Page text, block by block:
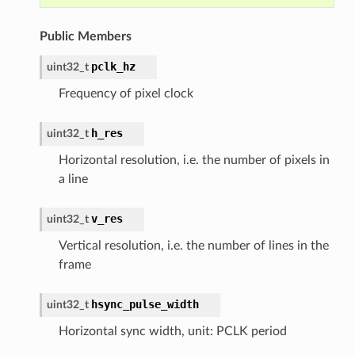
Public Members
uint32_t pclk_hz
Frequency of pixel clock
uint32_t h_res
Horizontal resolution, i.e. the number of pixels in
a line
uint32_t v_res
Vertical resolution, i.e. the number of lines in the
frame
uint32_t hsync_pulse_width
Horizontal sync width, unit: PCLK period